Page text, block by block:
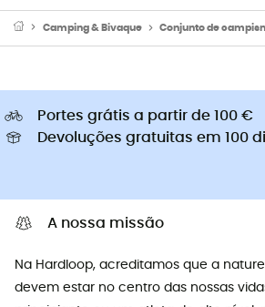
Camping & Bivaque Conjunto de
Portes grátis a partir de 100 €
Devoluções gratuitas em 100
A nossa missão
Na Hardloop, acreditamos que a
devem estar no centro das nossas